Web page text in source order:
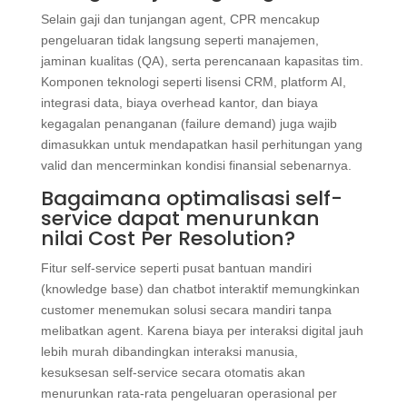
Selain gaji dan tunjangan agent, CPR mencakup
pengeluaran tidak langsung seperti manajemen,
jaminan kualitas (QA), serta perencanaan kapasitas tim.
Komponen teknologi seperti lisensi CRM, platform AI,
integrasi data, biaya overhead kantor, dan biaya
kegagalan penanganan (failure demand) juga wajib
dimasukkan untuk mendapatkan hasil perhitungan yang
valid dan mencerminkan kondisi finansial sebenarnya.
Bagaimana optimalisasi self-
service dapat menurunkan
nilai Cost Per Resolution?
Fitur self-service seperti pusat bantuan mandiri
(knowledge base) dan chatbot interaktif memungkinkan
customer menemukan solusi secara mandiri tanpa
melibatkan agent. Karena biaya per interaksi digital jauh
lebih murah dibandingkan interaksi manusia,
kesuksesan self-service secara otomatis akan
menurunkan rata-rata pengeluaran operasional per